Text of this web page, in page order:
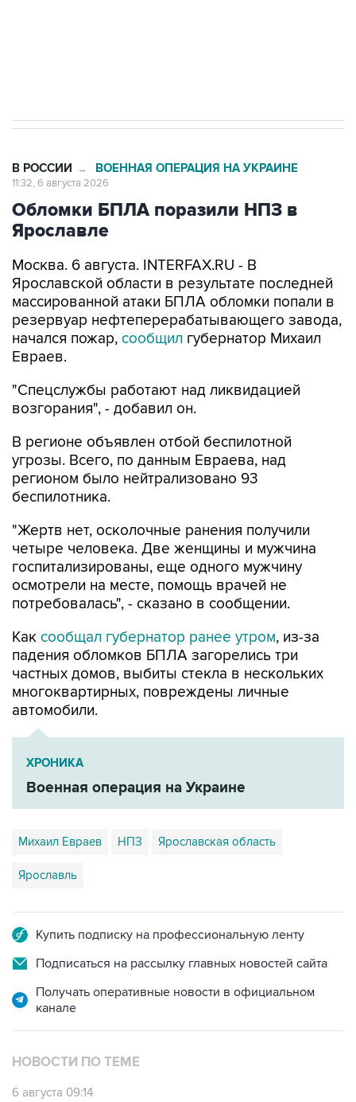
В РОССИИ → ВОЕННАЯ ОПЕРАЦИЯ НА УКРАИНЕ
11:32, 6 августа 2026
Обломки БПЛА поразили НПЗ в
Ярославле
Москва. 6 августа. INTERFAX.RU - В
Ярославской области в результате последней
массированной атаки БПЛА обломки попали в
резервуар нефтеперерабатывающего завода,
начался пожар, сообщил губернатор Михаил
Евраев.
"Спецслужбы работают над ликвидацией
возгорания", - добавил он.
В регионе объявлен отбой беспилотной
угрозы. Всего, по данным Евраева, над
регионом было нейтрализовано 93
беспилотника.
"Жертв нет, осколочные ранения получили
четыре человека. Две женщины и мужчина
госпитализированы, еще одного мужчину
осмотрели на месте, помощь врачей не
потребовалась", - сказано в сообщении.
Как сообщал губернатор ранее утром, из-за
падения обломков БПЛА загорелись три
частных домов, выбиты стекла в нескольких
многоквартирных, повреждены личные
автомобили.
ХРОНИКА
Военная операция на Украине
Михаил Евраев НПЗ Ярославская область
Ярославль
Купить подписку на профессиональную ленту
Подписаться на рассылку главных новостей сайта
Получать оперативные новости в официальном
канале
НОВОСТИ ПО ТЕМЕ
6 августа 09:14